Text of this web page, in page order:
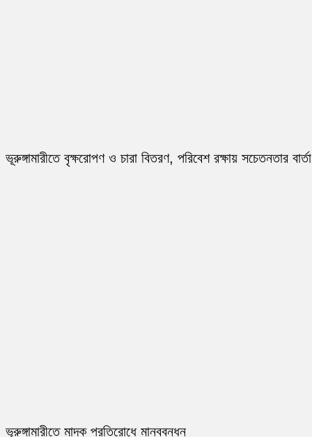
ভূরুঙ্গামারীতে বৃক্ষরোপণ ও চারা বিতরণ, পরিবেশ রক্ষায় সচেতনতার বার্তা
ভূরুঙ্গামারীতে মাদক প্রতিরোধে মানববন্ধন